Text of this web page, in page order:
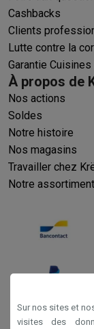
Cashbacks
Clients
Lutte contre la
Garantie
À propos de
Nos actions
Soldes
Notre histoire
Nos magasins
Travailler chez
Notre assortiment
Sur nos sites et
visites des